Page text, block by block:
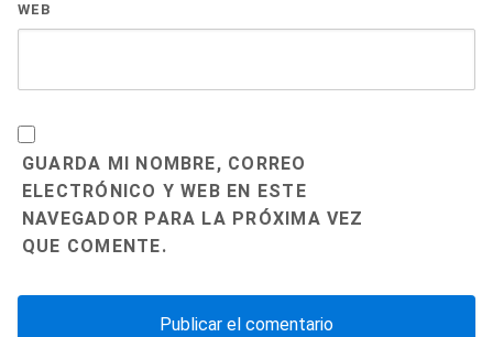
WEB
GUARDA MI NOMBRE, CORREO
ELECTRÓNICO Y WEB EN ESTE
NAVEGADOR PARA LA PRÓXIMA VEZ
QUE COMENTE.